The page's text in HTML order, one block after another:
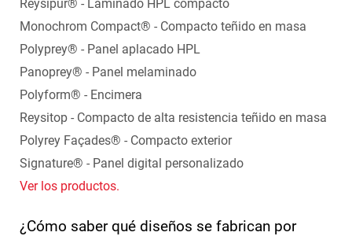
Reysipur® - Laminado HPL compacto
Monochrom Compact® - Compacto teñido en masa
Polyprey® - Panel aplacado HPL
Panoprey® - Panel melaminado
Polyform® - Encimera
Reysitop - Compacto de alta resistencia teñido en masa
Polyrey Façades® - Compacto exterior
Signature® - Panel digital personalizado
Ver los productos.
¿Cómo saber qué diseños se fabrican por